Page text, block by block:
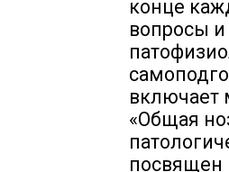
конце
вопросы
включает
«Общая
посвящен